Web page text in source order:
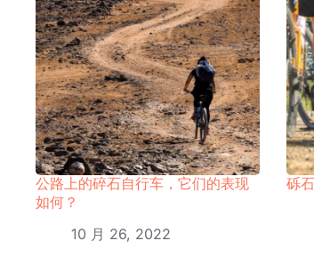
公路上的碎石自行车，它们的表现
如何？
10 月 26, 2022
砾